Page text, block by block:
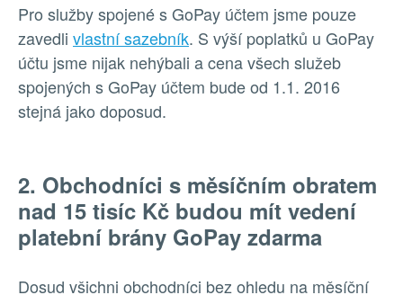
Pro služby spojené s GoPay účtem jsme pouze
zavedli vlastní sazebník. S výší poplatků u GoPay
účtu jsme nijak nehýbali a cena všech služeb
spojených s GoPay účtem bude od 1.1. 2016
stejná jako doposud.
2. Obchodníci s měsíčním obratem
nad 15 tisíc Kč budou mít vedení
platební brány GoPay zdarma
Dosud všichni obchodníci bez ohledu na měsíční